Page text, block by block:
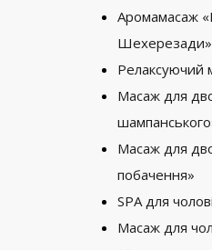
Аромамасаж
Шехерезади»
Релаксуючий
Масаж для
Масаж для
побачення»
SPA для
Масаж для